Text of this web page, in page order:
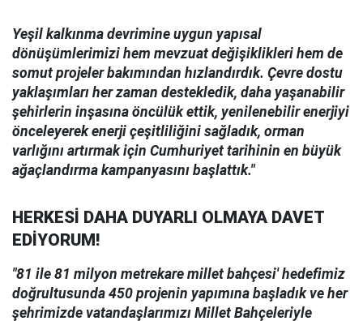
Yeşil kalkınma devrimine uygun yapısal
dönüşümlerimizi hem mevzuat değişiklikleri hem de
somut projeler bakımından hızlandırdık. Çevre dostu
yaklaşımları her zaman destekledik, daha yaşanabilir
şehirlerin inşasına öncülük ettik, yenilenebilir enerjiyi
önceleyerek enerji çeşitliliğini sağladık, orman
varlığını artırmak için Cumhuriyet tarihinin en büyük
ağaçlandırma kampanyasını başlattık."
HERKESİ DAHA DUYARLI OLMAYA DAVET
EDİYORUM!
"81 ile 81 milyon metrekare millet bahçesi' hedefimiz
doğrultusunda 450 projenin yapımına başladık ve her
şehrimizde vatandaşlarımızı Millet Bahçeleriyle